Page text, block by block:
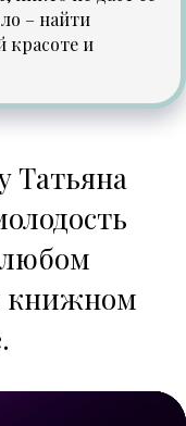
– найти
красоте и
Татьяна
книжном